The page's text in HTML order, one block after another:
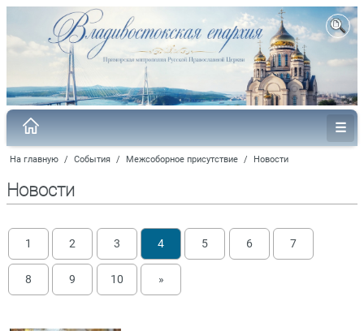
На главную / События / Межсоборное присутствие / Новости
Новости
1 2 3 4 5 6 7
8 9 10 »